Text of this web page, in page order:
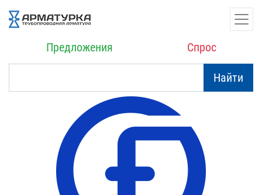
Предложения Спрос
Найти